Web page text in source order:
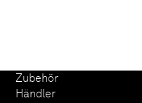
Zubehör
Händler